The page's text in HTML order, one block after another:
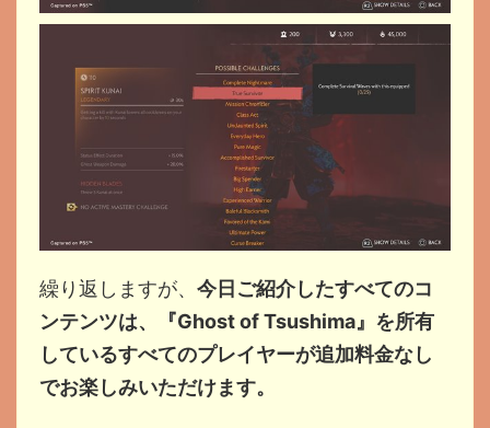
繰り返しますが、 今日ご紹介したすべてのコ
ンテンツは、『Ghost of Tsushima』を所有
しているすべてのプレイヤーが追加料金なし
でお楽しみいただけます。